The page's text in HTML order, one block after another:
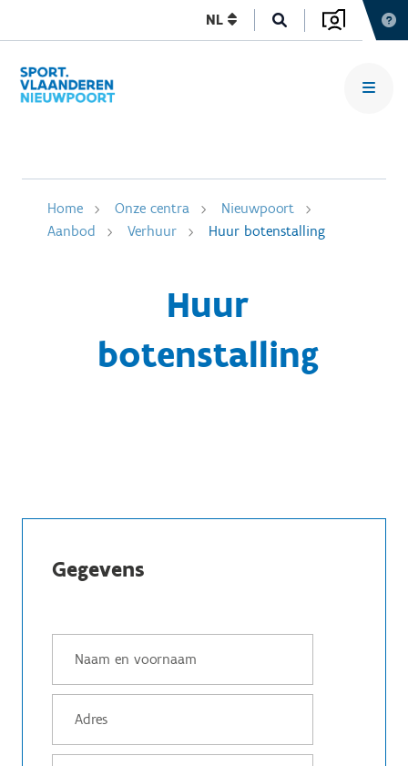
NL
Home Onze centra
Nieuwpoort
Aanbod
Verhuur Huur botenstalling
Huur
botenstalling
Gegevens